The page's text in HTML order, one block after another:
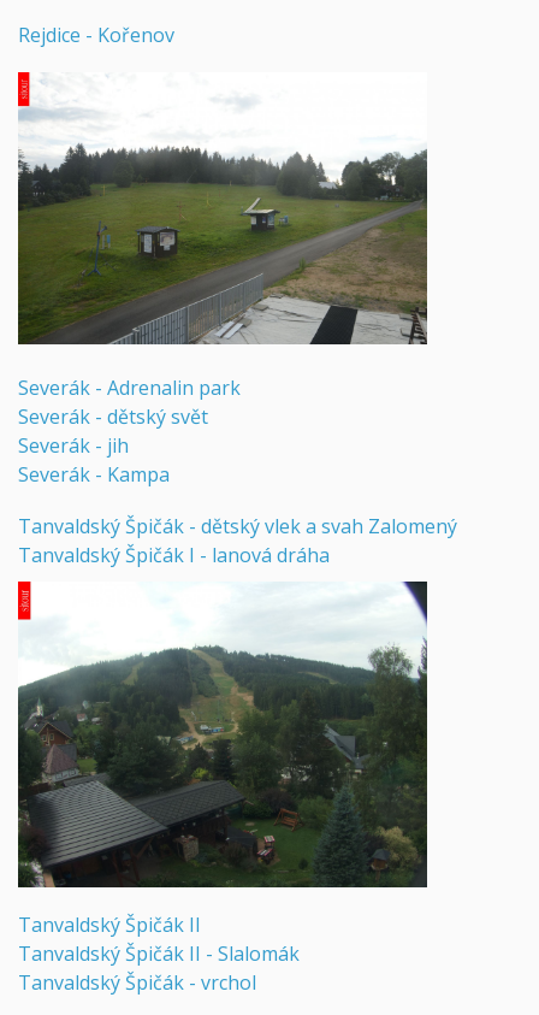
Rejdice - Kořenov
Severák - Adrenalin park
Severák - dětský svět
Severák - jih
Severák - Kampa
Tanvaldský Špičák - dětský vlek a svah Zalomený
Tanvaldský Špičák I - lanová dráha
Tanvaldský Špičák II
Tanvaldský Špičák II - Slalomák
Tanvaldský Špičák - vrchol